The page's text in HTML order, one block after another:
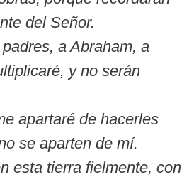
del Señor.
a Abraham, a
y no serán
apartaré de hacerles
se aparten de mí.
esta tierra fielmente, con